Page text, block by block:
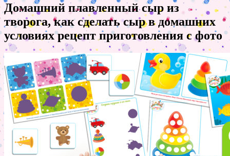
Домашний плавленный сыр из
творога, как сделать сыр в домашних
условиях рецепт приготовления с фото